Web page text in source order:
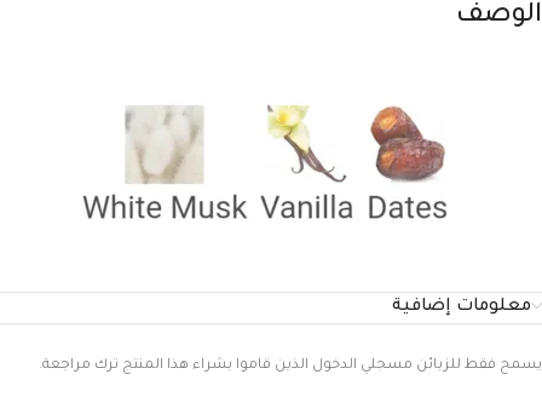
الوصف
معلومات إضافية
يسمح فقط للزبائن مسجلي الدخول الذين قاموا بشراء هذا المنتج ترك مراجعة.